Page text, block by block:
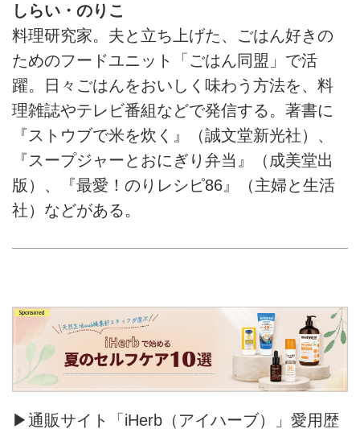
しらい・のりこ
料理研究家。夫と立ち上げた、ごはん好きの
ためのフードユニット「ごはん同盟」で活
躍。日々ごはんをおいしく味わう方法を、料
理雑誌やテレビ番組などで発信する。著書に
『ストウブで米を炊く』（誠文堂新光社）、
『スープジャーとおにぎり弁当』（成美堂出
版）、『最愛！のりレシピ86』（主婦と生活
社）などがある。
▶通販サイト「iHerb（アイハーブ）」愛用歴